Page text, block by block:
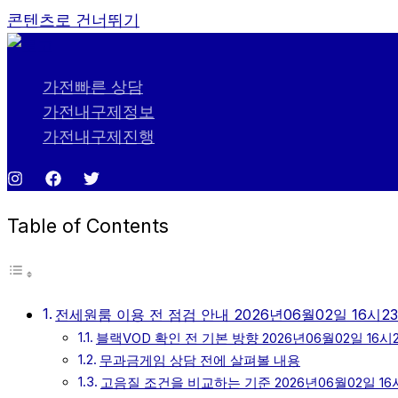
콘텐츠로 건너뛰기
가전빠른 상담
가전내구제정보
가전내구제진행
Table of Contents
전세원룸 이용 전 점검 안내 2026년06월02일 16시
블랙VOD 확인 전 기본 방향 2026년06월02일 16시
무과금게임 상담 전에 살펴볼 내용
고음질 조건을 비교하는 기준 2026년06월02일 16